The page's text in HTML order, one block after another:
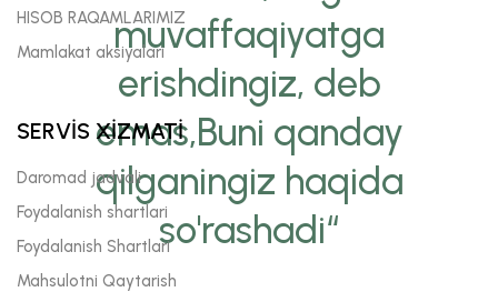
muvaffaqiyatga
erishdingiz, deb
emas,Buni qanday
qilganingiz haqida
so'rashadi“
HISOB RAQAMLARIMIZ
Mamlakat aksiyalari
SERVİS XİZMATİ
Daromad jadvali
Foydalanish shartlari
Foydalanish Shartlari
Mahsulotni Qaytarish